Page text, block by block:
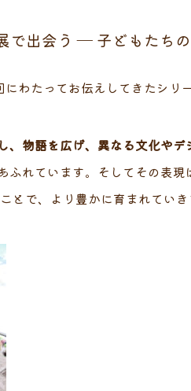
出会う ― 子どもたち
わたってお伝えしてきたシリ
、物語を広げ、異なる文化や
れています。そしてその表現
とで、より豊かに育まれていき